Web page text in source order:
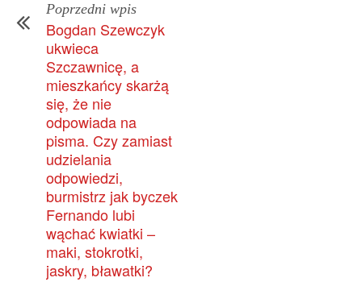
Poprzedni wpis
Bogdan Szewczyk
ukwieca
Szczawnicę, a
mieszkańcy skarżą
się, że nie
odpowiada na
pisma. Czy zamiast
udzielania
odpowiedzi,
burmistrz jak byczek
Fernando lubi
wąchać kwiatki –
maki, stokrotki,
jaskry, bławatki?